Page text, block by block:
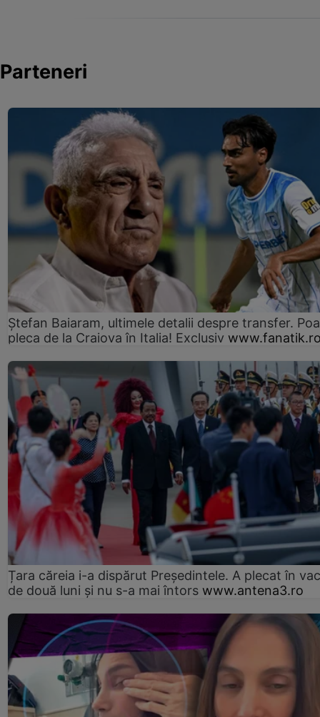
Parteneri
Ștefan Baiaram, ultimele detalii despre transfer.
pleca de la Craiova în Italia! Exclusiv
Țara căreia i-a dispărut Președintele. A plecat în
de două luni și nu s-a mai întors www.antena3.ro